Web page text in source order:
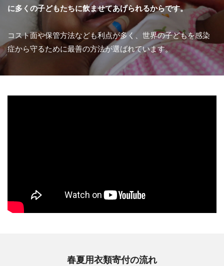
に多くの子どもたちに飲ませてあげられるからです。
コスト面や保管方法なども利点が多く、世界の子どもを感染
症から守るために最善の方法が選ばれています。
春夏用衣類寄付の流れ